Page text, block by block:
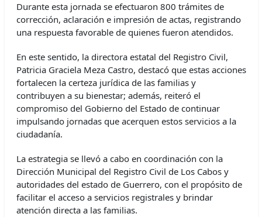
Durante esta jornada se efectuaron 800 trámites de
corrección, aclaración e impresión de actas, registrando
una respuesta favorable de quienes fueron atendidos.
En este sentido, la directora estatal del Registro Civil,
Patricia Graciela Meza Castro, destacó que estas acciones
fortalecen la certeza jurídica de las familias y
contribuyen a su bienestar; además, reiteró el
compromiso del Gobierno del Estado de continuar
impulsando jornadas que acerquen estos servicios a la
ciudadanía.
La estrategia se llevó a cabo en coordinación con la
Dirección Municipal del Registro Civil de Los Cabos y
autoridades del estado de Guerrero, con el propósito de
facilitar el acceso a servicios registrales y brindar
atención directa a las familias.